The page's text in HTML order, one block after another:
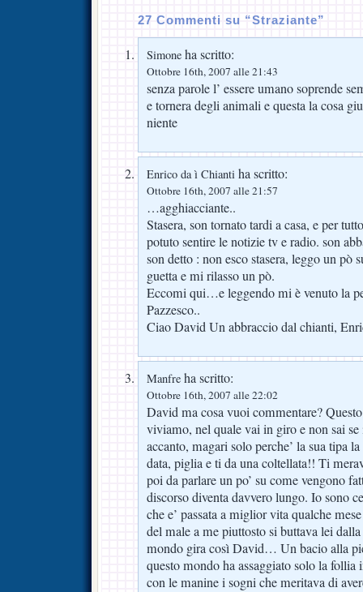
27 Commenti su “Straziante”
Simone ha scritto:
Ottobre 16th, 2007 alle 21:43
senza parole l’ essere umano soprende
e tornera degli animali e questa la cosa
niente
Enrico da ì Chianti ha scritto:
Ottobre 16th, 2007 alle 21:57
…agghiacciante..
Stasera, son tornato tardi a casa, e per
potuto sentire le notizie tv e radio. son
son detto : non esco stasera, leggo un
guetta e mi rilasso un pò.
Eccomi qui…e leggendo mi è venuto la
Pazzesco..
Ciao David Un abbraccio dal chianti,
Manfre ha scritto:
Ottobre 16th, 2007 alle 22:02
David ma cosa vuoi commentare?
viviamo, nel quale vai in giro e non sai
accanto, magari solo perche’ la sua tipa
data, piglia e ti da una coltellata!! Ti
poi da parlare un po’ su come vengono
discorso diventa davvero lungo. Io sono
che e’ passata a miglior vita qualche
del male a me piuttosto si buttava lei
mondo gira così David… Un bacio alla
questo mondo ha assaggiato solo la follia
con le manine i sogni che meritava di